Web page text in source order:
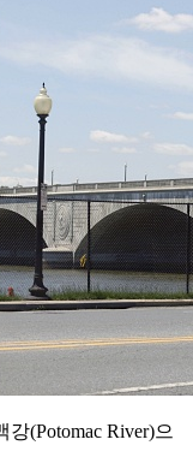
(Potomac River)으